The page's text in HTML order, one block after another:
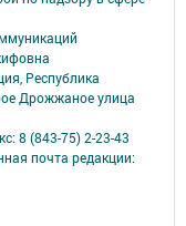
Республика
Дрожжаное улица
8 (843-75) 2-23-43
почта редакции: